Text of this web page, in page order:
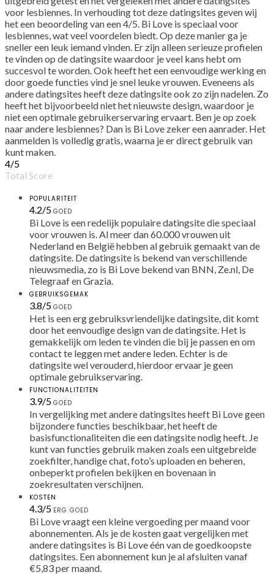
voor lesbiennes. In verhouding tot deze datingsites geven wij
het een beoordeling van een 4/5. Bi Love is speciaal voor
lesbiennes, wat veel voordelen biedt. Op deze manier ga je
sneller een leuk iemand vinden. Er zijn alleen serieuze profielen
te vinden op de datingsite waardoor je veel kans hebt om
succesvol te worden. Ook heeft het een eenvoudige werking en
door goede functies vind je snel leuke vrouwen. Eveneens als
andere datingsites heeft deze datingsite ook zo zijn nadelen. Zo
heeft het bijvoorbeeld niet het nieuwste design, waardoor je
niet een optimale gebruikerservaring ervaart. Ben je op zoek
naar andere lesbiennes? Dan is Bi Love zeker een aanrader. Het
aanmelden is volledig gratis, waarna je er direct gebruik van
kunt maken.
4,0
rating
4/5
Total Score
POPULARITEIT
4,2
rating
4.2/5 GOED
Bi Love is een redelijk populaire datingsite die speciaal
voor vrouwen is. Al meer dan 60.000 vrouwen uit
Nederland en België hebben al gebruik gemaakt van de
datingsite. De datingsite is bekend van verschillende
nieuwsmedia, zo is Bi Love bekend van BNN, Ze.nl, De
Telegraaf en Grazia.
GEBRUIKSGEMAK
3,8
rating
3.8/5 GOED
Het is een erg gebruiksvriendelijke datingsite, dit komt
door het eenvoudige design van de datingsite. Het is
gemakkelijk om leden te vinden die bij je passen en om
contact te leggen met andere leden. Echter is de
datingsite wel verouderd, hierdoor ervaar je geen
optimale gebruikservaring.
FUNCTIONALITEITEN
3,9
rating
3.9/5 GOED
In vergelijking met andere datingsites heeft Bi Love geen
bijzondere functies beschikbaar, het heeft de
basisfunctionaliteiten die een datingsite nodig heeft. Je
kunt van functies gebruik maken zoals een uitgebreide
zoekfilter, handige chat, foto’s uploaden en beheren,
onbeperkt profielen bekijken en bovenaan in
zoekresultaten verschijnen.
KOSTEN
4,3
rating
4.3/5 ERG GOED
Bi Love vraagt een kleine vergoeding per maand voor
abonnementen. Als je de kosten gaat vergelijken met
andere datingsites is Bi Love één van de goedkoopste
datingsites. Een abonnement kun je al afsluiten vanaf
€5,83 per maand.